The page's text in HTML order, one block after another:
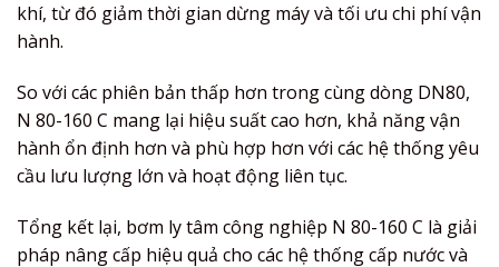
khí, từ đó giảm thời gian dừng máy và tối ưu chi phí vận
hành.
So với các phiên bản thấp hơn trong cùng dòng DN80,
N 80-160 C mang lại hiệu suất cao hơn, khả năng vận
hành ổn định hơn và phù hợp hơn với các hệ thống yêu
cầu lưu lượng lớn và hoạt động liên tục.
Tổng kết lại, bơm ly tâm công nghiệp N 80-160 C là giải
pháp nâng cấp hiệu quả cho các hệ thống cấp nước và